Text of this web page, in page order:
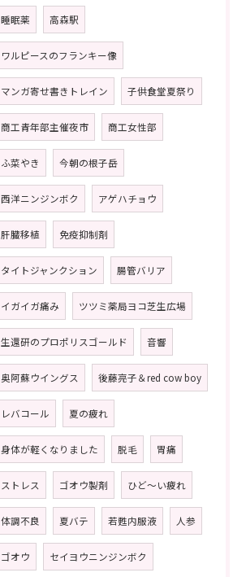
睡眠薬 高森駅
ワルピースのフランキー像
マンガ寄せ書きトレイン 子供食堂夏祭り
商工青年部主催夜市 商工女性部
ふ菜やき 今朝の根子岳
西洋ニンジンボク アゲハチョウ
肝臓移植 免疫抑制剤
タイトジャンクション 腸管バリア
イガイガ痛み ツツミ薬局ヨコ芝生広場
生還研のプロポリスゴールド 音響
奥阿蘇ウイングス 後藤亮子＆red cow boy
レバコール 夏の疲れ
身体が軽くなりました 脱毛 胃痛
ストレス ゴオウ製剤 ひど〜い疲れ
体調不良 夏バテ 若甦内服液 人参
ゴオウ セイヨウニンジンボク